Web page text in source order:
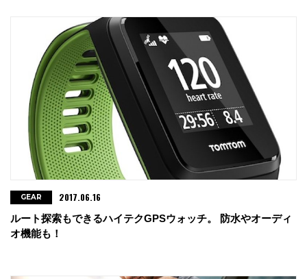
ルート探索もできるハイテクGPSウォッチ。 防水やオーディ
オ機能も！
GEAR 2017.06.16